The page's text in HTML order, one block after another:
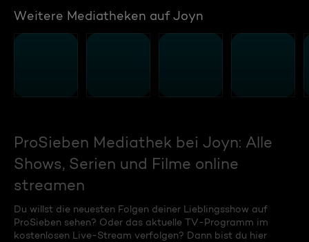
Weitere Mediatheken auf Joyn
ProSieben Mediathek bei Joyn: Alle
Shows, Serien und Filme online
streamen
Du willst die neuesten Folgen deiner Lieblingsshow auf
ProSieben sehen? Oder das aktuelle TV-Programm im
kostenlosen Live-Stream verfolgen? Dann bist du hier